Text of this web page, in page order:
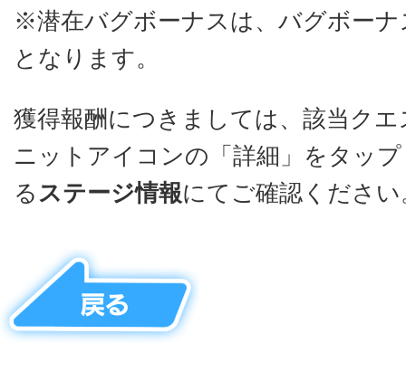
※潜在バグボーナスは、バグボーナ
となります。
獲得報酬につきましては、該当ク
ニットアイコンの「詳細」をタッ
るステージ情報にてご確認ください